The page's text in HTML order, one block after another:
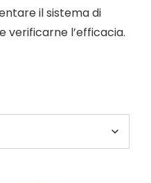
il sistema di
verificarne l’efficacia.